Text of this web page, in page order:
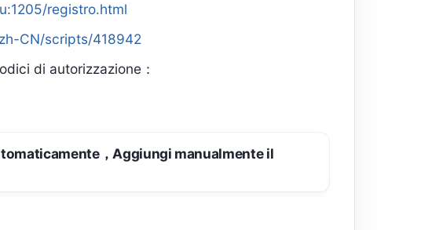
registro.html
CN/scripts/418942
di autorizzazione：
，Aggiungi manualmente il